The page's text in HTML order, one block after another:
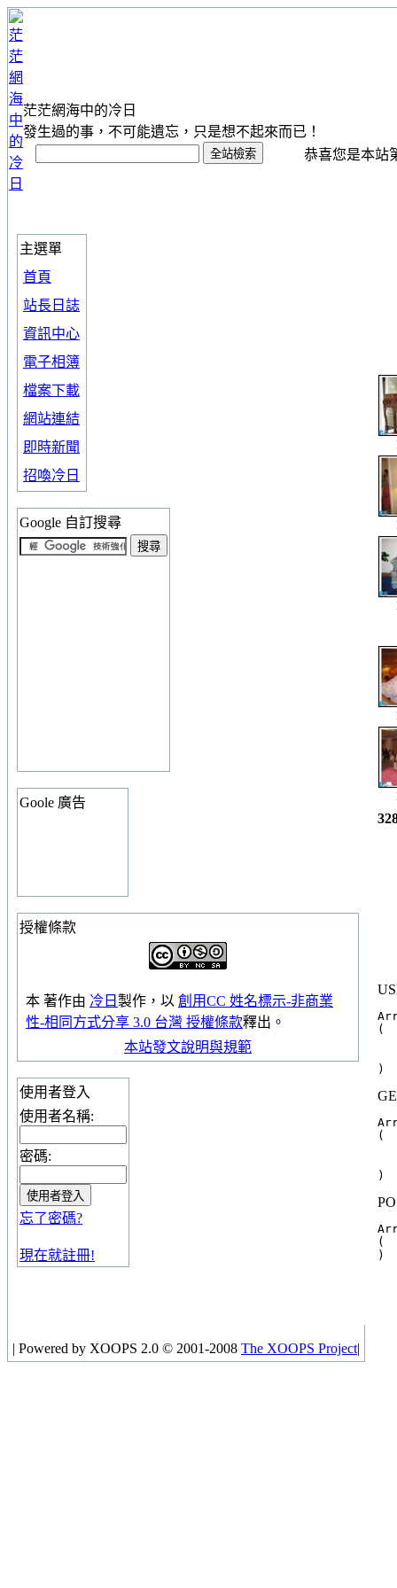
茫茫網海中的冷日
發生過的事，不可能遺忘，只是想不起來而已！
恭喜您是本站
主選單
首頁
站長日誌
資訊中心
電子相簿
檔案下載
網站連結
即時新聞
招喚冷日
Google 自訂搜尋
Goole 廣告
授權條款
本 著作由 冷日 製作，以 創用CC 姓名標示-非商業
性-相同方式分享 3.0 台灣 授權條款釋出。
本站發文說明與規範
使用者登入
使用者名稱:
密碼:
忘了密碼?
現在就註冊!
(
(
(
| Powered by XOOPS 2.0 © 2001-2008 The XOOPS Project|